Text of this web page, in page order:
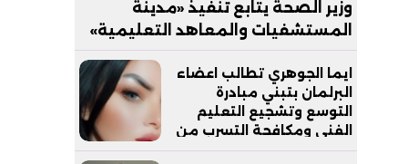
وزير الصحة يتابع تنفيذ «مدينة
المستشفيات والمعاهد التعليمية»
بالعاصمة الجديدة
ايما الجوهري تطالب اعضاء
البرلمان بتبني مبادرة
التوسع وتشجيع التعليم
الفني ومكافحة التسرب من
التعليم